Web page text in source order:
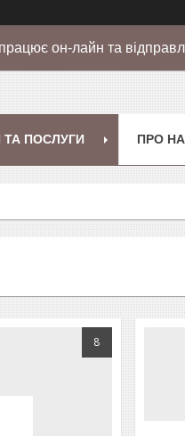
он-лайн та
ТА ПОСЛУГИ ПРО
8